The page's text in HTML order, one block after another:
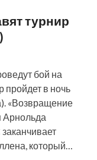
турнир
бой на
пройдет в ночь
«Возвращение
Арнольда
который…